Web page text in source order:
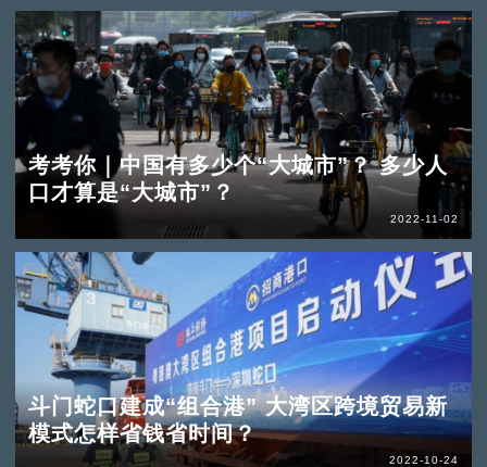
考考你｜中国有多少个“大城市”？ 多少人
口才算是“大城市”？
2022-11-02
斗门蛇口建成“组合港” 大湾区跨境贸易新
模式怎样省钱省时间？
2022-10-24